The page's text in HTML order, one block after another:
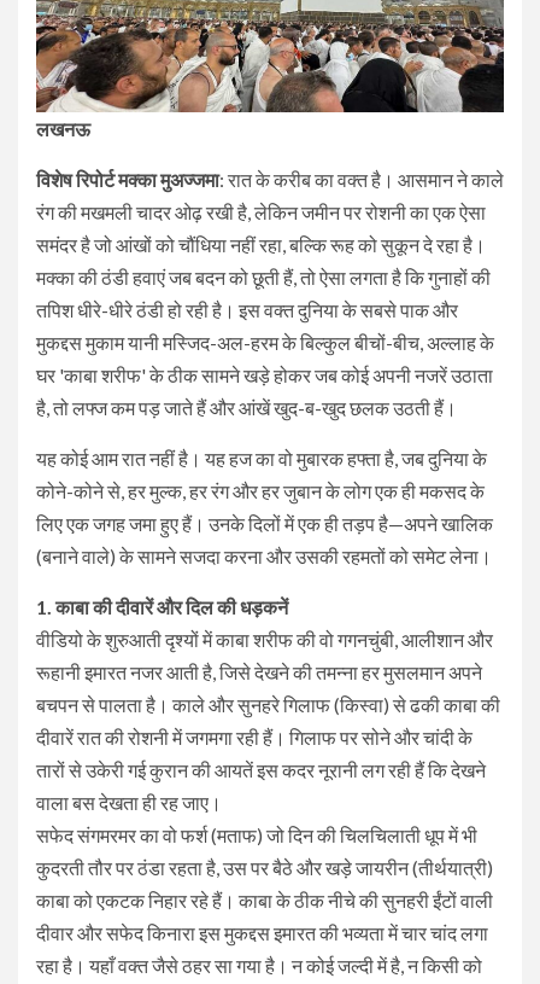
लखनऊ
​विशेष रिपोर्ट मक्का मुअज्जमा: रात के करीब का वक्त है। आसमान ने काले
रंग की मखमली चादर ओढ़ रखी है, लेकिन जमीन पर रोशनी का एक ऐसा
समंदर है जो आंखों को चौंधिया नहीं रहा, बल्कि रूह को सुकून दे रहा है।
मक्का की ठंडी हवाएं जब बदन को छूती हैं, तो ऐसा लगता है कि गुनाहों की
तपिश धीरे-धीरे ठंडी हो रही है। इस वक्त दुनिया के सबसे पाक और
मुकद्दस मुकाम यानी मस्जिद-अल-हरम के बिल्कुल बीचों-बीच, अल्लाह के
घर 'काबा शरीफ' के ठीक सामने खड़े होकर जब कोई अपनी नजरें उठाता
है, तो लफ्ज कम पड़ जाते हैं और आंखें खुद-ब-खुद छलक उठती हैं।
​यह कोई आम रात नहीं है। यह हज का वो मुबारक हफ्ता है, जब दुनिया के
कोने-कोने से, हर मुल्क, हर रंग और हर जुबान के लोग एक ही मकसद के
लिए एक जगह जमा हुए हैं। उनके दिलों में एक ही तड़प है—अपने खालिक
(बनाने वाले) के सामने सजदा करना और उसकी रहमतों को समेट लेना।
​1. काबा की दीवारें और दिल की धड़कनें
​वीडियो के शुरुआती दृश्यों में काबा शरीफ की वो गगनचुंबी, आलीशान और
रूहानी इमारत नजर आती है, जिसे देखने की तमन्ना हर मुसलमान अपने
बचपन से पालता है। काले और सुनहरे गिलाफ (किस्वा) से ढकी काबा की
दीवारें रात की रोशनी में जगमगा रही हैं। गिलाफ पर सोने और चांदी के
तारों से उकेरी गई कुरान की आयतें इस कदर नूरानी लग रही हैं कि देखने
वाला बस देखता ही रह जाए।
​सफेद संगमरमर का वो फर्श (मताफ) जो दिन की चिलचिलाती धूप में भी
कुदरती तौर पर ठंडा रहता है, उस पर बैठे और खड़े जायरीन (तीर्थयात्री)
काबा को एकटक निहार रहे हैं। काबा के ठीक नीचे की सुनहरी ईंटों वाली
दीवार और सफेद किनारा इस मुकद्दस इमारत की भव्यता में चार चांद लगा
रहा है। यहाँ वक्त जैसे ठहर सा गया है। न कोई जल्दी में है, न किसी को